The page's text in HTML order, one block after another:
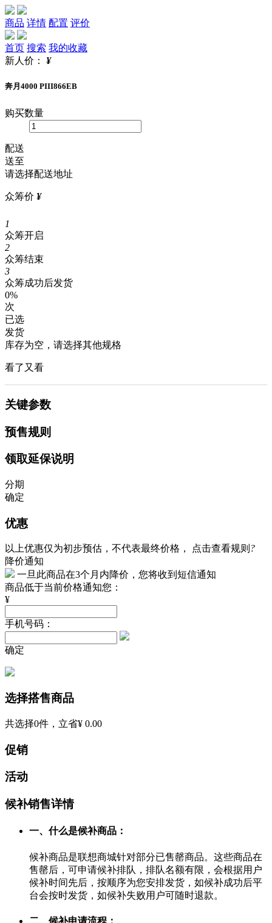
商品 详情 配置 评价
首页 搜索 我的收藏
新人价：
¥
奔月4000 PIII866EB
购买数量
配送
送至
请选择配送地址
众筹价 ¥
1
众筹开启
2
众筹结束
3
众筹成功后发货
0%
次
已选
发货
库存为空，请选择其他规格
看了又看
关键参数
预售规则
领取延保说明
分期
确定
优惠
以上优惠仅为初步预估，不代表最终价格， 点击查看规则 ?
降价通知
一旦此商品在3个月内降价，您将收到短信通知
商品低于当前价格通知您：
¥
手机号码：
确定
选择搭售商品
共选择0件，立省¥ 0.00
促销
活动
候补销售详情
一、什么是候补商品：
候补商品是联想商城针对部分已售罄商品。这些商品在
售罄后，可申请候补排队，排队名额有限，会根据用户
候补时间先后，按顺序为您安排发货，如候补成功后平
台会按时发货，如候补失败用户可随时退款。
二、候补申请流程：